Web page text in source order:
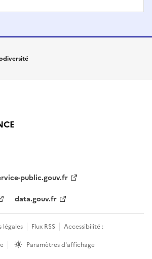
public.gouv.fr
data.gouv.fr
légales Flux RSS
Accessibilité :
Paramètres d'affichage